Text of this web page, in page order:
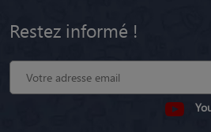
Restez informé !